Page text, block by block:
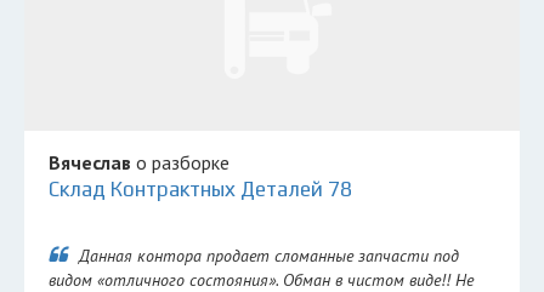
Вячеслав о разборке
Склад Контрактных Деталей 78
Данная контора продает сломанные запчасти под
видом «отличного состояния». Обман в чистом виде!! Не